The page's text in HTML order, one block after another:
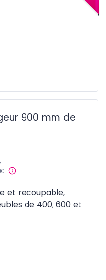
900 mm de
et recoupable,
de 400, 600 et